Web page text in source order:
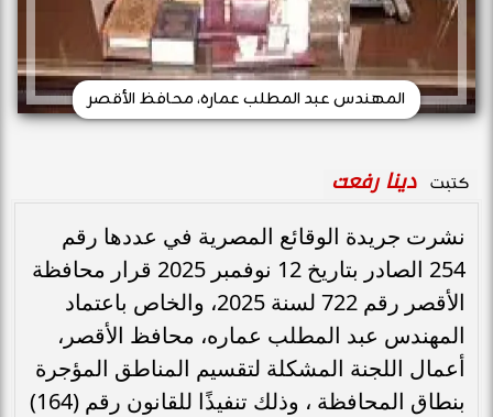
المهندس عبد المطلب عماره، محافظ الأقصر
كتبت دينا رفعت
نشرت جريدة الوقائع المصرية في عددها رقم
254 الصادر بتاريخ 12 نوفمبر 2025 قرار محافظة
الأقصر رقم 722 لسنة 2025، والخاص باعتماد
المهندس عبد المطلب عماره، محافظ الأقصر،
أعمال اللجنة المشكلة لتقسيم المناطق المؤجرة
بنطاق المحافظة ، وذلك تنفيذًا للقانون رقم (164)